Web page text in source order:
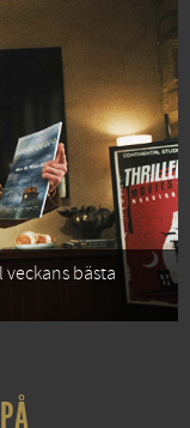
veckans bästa